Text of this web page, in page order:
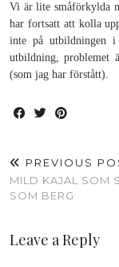
Vi är lite småförkylda
har fortsatt att kolla
inte på utbildningen
utbildning, problemet
(som jag har förstått).
PREVIOUS
MILD KAJAL SOM
SOM BERG
Leave a Reply